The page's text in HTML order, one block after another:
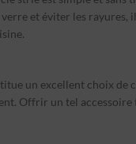
et éviter les
un excellent choix de
Offrir un tel